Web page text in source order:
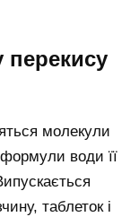
перекису
молекули
води її
таблеток і